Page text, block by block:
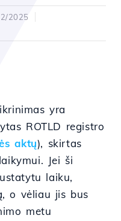
2025
yra
ROTLD registro
aktų), skirtas
Jei ši
laiku,
o vėliau jis bus
metu